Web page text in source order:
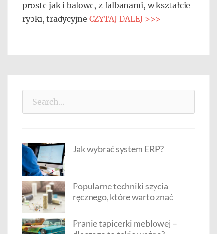
proste jak i balowe, z falbanami, w kształcie
rybki, tradycyjne CZYTAJ DALEJ >>>
Jak wybrać system ERP?
Popularne techniki szycia
ręcznego, które warto znać
Pranie tapicerki meblowej –